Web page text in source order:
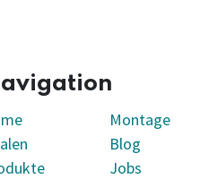
Montage
Blog
Jobs